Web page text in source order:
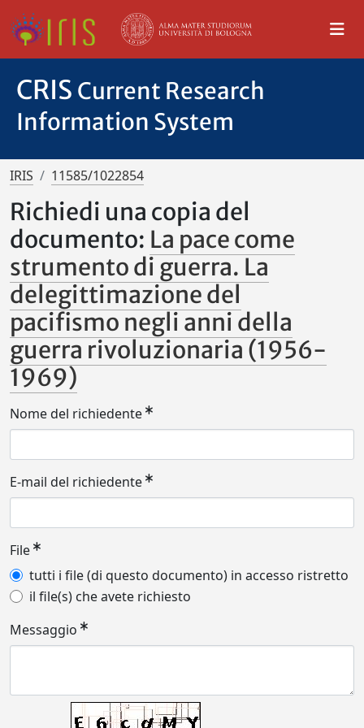
CRIS Current Research
Information System
IRIS 11585/1022854
Richiedi una copia del
documento: La pace come
strumento di guerra. La
delegittimazione del
pacifismo negli anni della
guerra rivoluzionaria (1956-
1969)
Nome del richiedente
E-mail del richiedente
File
tutti i file (di questo documento) in accesso ristretto
il file(s) che avete richiesto
Messaggio